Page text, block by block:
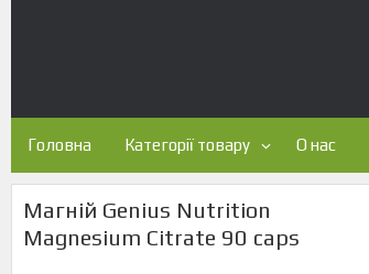
Головна Категорії товару О нас
Магній Genius Nutrition
Magnesium Citrate 90 caps